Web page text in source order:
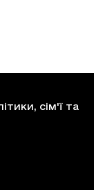
сім'ї та